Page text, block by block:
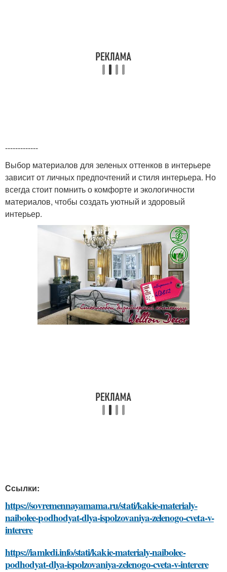
-------------
Выбор материалов для зеленых оттенков в интерьере
зависит от личных предпочтений и стиля интерьера. Но
всегда стоит помнить о комфорте и экологичности
материалов, чтобы создать уютный и здоровый
интерьер.
Ссылки:
https://sovremennayamama.ru/stati/kakie-materialy-
naibolee-podhodyat-dlya-ispolzovaniya-zelenogo-cveta-v-
interere
https://iamledi.info/stati/kakie-materialy-naibolee-
podhodyat-dlya-ispolzovaniya-zelenogo-cveta-v-interere